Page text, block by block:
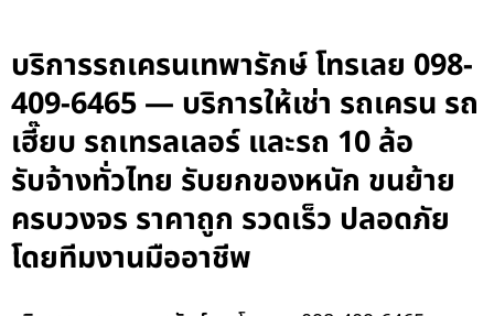
บริการรถเครนเทพารักษ์ โทรเลย 098-
409-6465 — บริการให้เช่า รถเครน รถ
เฮี๊ยบ รถเทรลเลอร์ และรถ 10 ล้อ
รับจ้างทั่วไทย รับยกของหนัก ขนย้าย
ครบวงจร ราคาถูก รวดเร็ว ปลอดภัย
โดยทีมงานมืออาชีพ